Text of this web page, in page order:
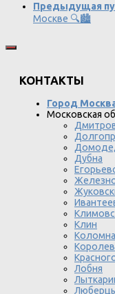
Предыдущая
Москве 🔍🏙️
КОНТАКТЫ
Город
Московская
Дубна
Клин
Коломна
Королев
Лобня